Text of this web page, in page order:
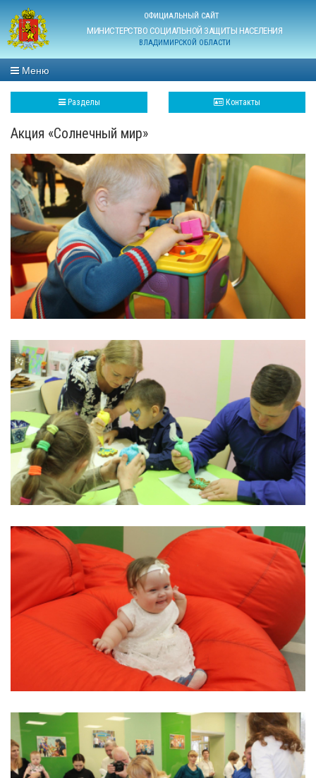
ОФИЦИАЛЬНЫЙ САЙТ
МИНИСТЕРСТВО СОЦИАЛЬНОЙ ЗАЩИТЫ НАСЕЛЕНИЯ
ВЛАДИМИРСКОЙ ОБЛАСТИ
Меню
Разделы Контакты
Акция «Солнечный мир»